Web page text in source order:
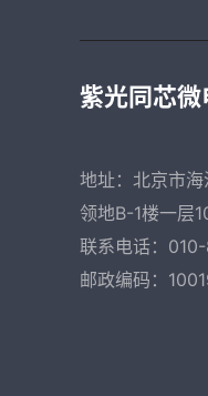
紫光同芯
地址：北京市
领地B-1楼一层
联系电话：
邮政编码：